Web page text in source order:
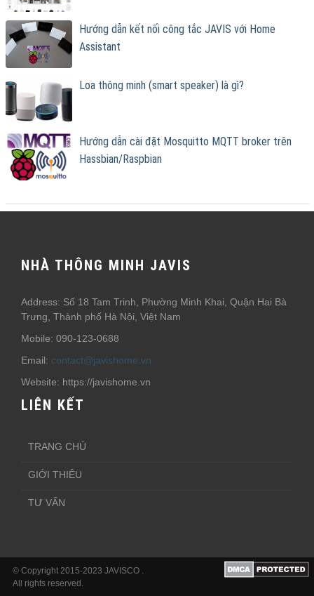
Hướng dẫn kết nối công tắc JAVIS với Home
Assistant
Loa thông minh (smart speaker) là gì?
Hướng dẫn cài đặt Mosquitto MQTT broker trên
Hassbian/Raspbian
NHÀ THÔNG MINH JAVIS
Address: Số 18 Tam Trinh, Phường Minh Khai, Quận Hai Bà
Trưng, Thành phố Hà Nội, Việt Nam
Mobile: 090-123-0688
Email: contact@javishome.vn
Website: https://javishome.vn
LIÊN KẾT
TRANG CHỦ
GIỚI THIÊU
TƯ VẤN
© Copyright 2015-2023 JAVISCO .
All rights reserved.